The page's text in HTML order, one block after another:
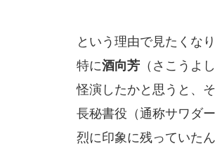
という理由で見たくなり
特に酒向芳 （さこうよ
怪演したかと思うと、
長秘書役（通称サワダ
烈に印象に残っていたん